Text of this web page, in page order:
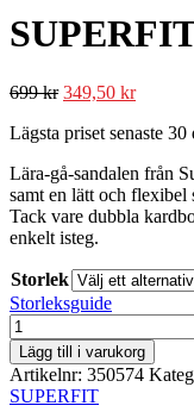
699kr 349,50 kr
Lägsta priset senaste 30
Lära-gå-sandalen från
samt en lätt och flexibel
Tack vare dubbla
enkelt isteg.
Storlek
Storleksguide
SUPERFIT
mängd
Lägg till i varukorg
Artikelnr: 350574
SUPERFIT